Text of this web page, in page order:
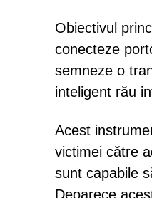
Obiectivul
conecteze
semneze o
inteligent rău
Acest
victimei către
sunt capabile
Deoarece